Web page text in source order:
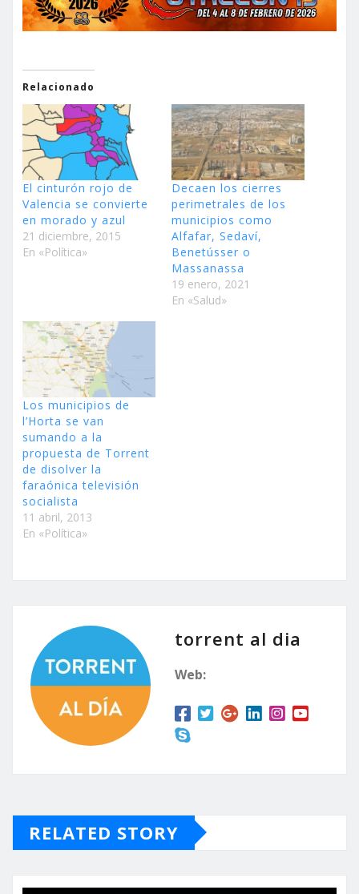
Relacionado
El cinturón rojo de
Valencia se convierte
en morado y azul
21 diciembre, 2015
En «Política»
Decaen los cierres
perimetrales de los
municipios como
Alfafar, Sedaví,
Benetússer o
Massanassa
19 enero, 2021
En «Salud»
Los municipios de
l’Horta se van
sumando a la
propuesta de Torrent
de disolver la
faraónica televisión
socialista
11 abril, 2013
En «Política»
torrent al dia
Web:
RELATED STORY